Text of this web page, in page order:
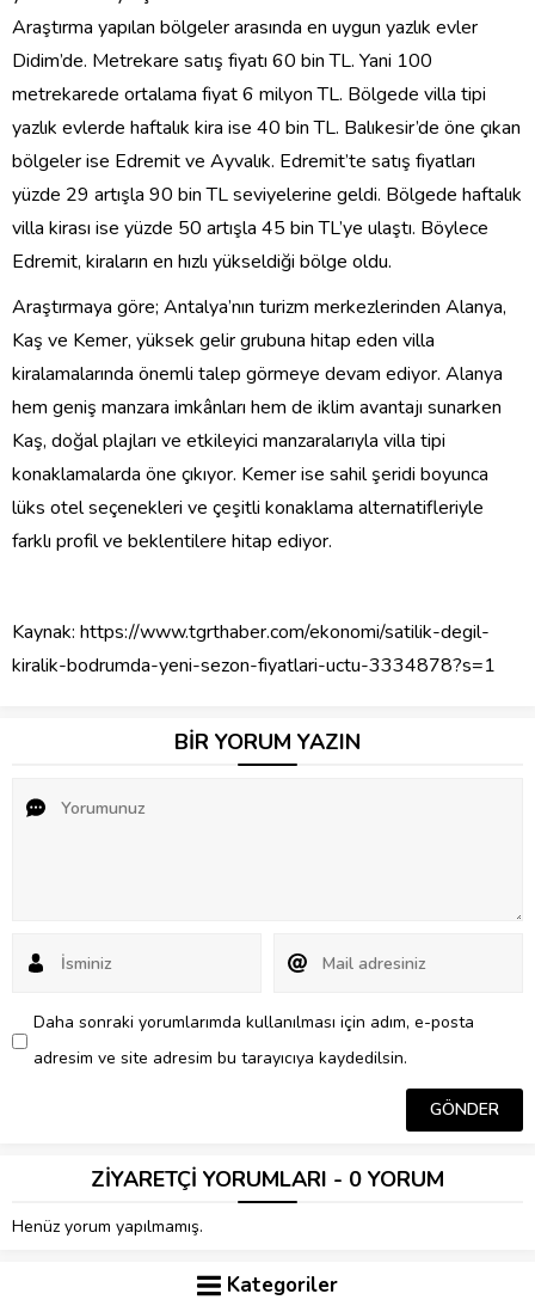
Araştırma yapılan bölgeler arasında en uygun yazlık evler
Didim’de. Metrekare satış fiyatı 60 bin TL. Yani 100
metrekarede ortalama fiyat 6 milyon TL. Bölgede villa tipi
yazlık evlerde haftalık kira ise 40 bin TL. Balıkesir’de öne çıkan
bölgeler ise Edremit ve Ayvalık. Edremit’te satış fiyatları
yüzde 29 artışla 90 bin TL seviyelerine geldi. Bölgede haftalık
villa kirası ise yüzde 50 artışla 45 bin TL’ye ulaştı. Böylece
Edremit, kiraların en hızlı yükseldiği bölge oldu.
Araştırmaya göre; Antalya’nın turizm merkezlerinden Alanya,
Kaş ve Kemer, yüksek gelir grubuna hitap eden villa
kiralamalarında önemli talep görmeye devam ediyor. Alanya
hem geniş manzara imkânları hem de iklim avantajı sunarken
Kaş, doğal plajları ve etkileyici manzaralarıyla villa tipi
konaklamalarda öne çıkıyor. Kemer ise sahil şeridi boyunca
lüks otel seçenekleri ve çeşitli konaklama alternatifleriyle
farklı profil ve beklentilere hitap ediyor.
Kaynak: https://www.tgrthaber.com/ekonomi/satilik-degil-
kiralik-bodrumda-yeni-sezon-fiyatlari-uctu-3334878?s=1
BİR YORUM YAZIN
Daha sonraki yorumlarımda kullanılması için adım, e-posta
adresim ve site adresim bu tarayıcıya kaydedilsin.
ZİYARETÇİ YORUMLARI - 0 YORUM
Henüz yorum yapılmamış.
Kategoriler